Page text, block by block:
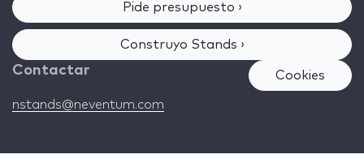
Pide presupuesto ›
Construyo Stands ›
Contactar
nstands@neventum.com
Cookies